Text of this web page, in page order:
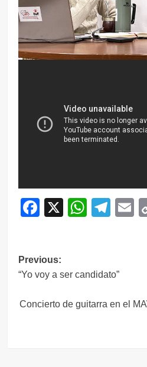
Facebook
X
Navegación
de
entradas
Previous:
“Yo voy a ser candidato”
Concierto de guitarra en el